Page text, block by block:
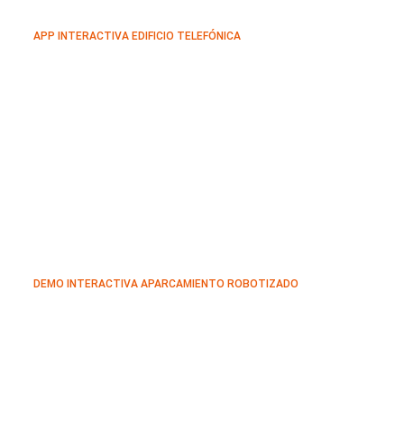
APP INTERACTIVA EDIFICIO TELEFÓNICA
DEMO INTERACTIVA APARCAMIENTO ROBOTIZADO